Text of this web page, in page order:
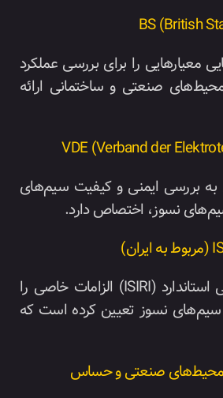
معیارهایی را برای بررسی عملکرد
صنعتی و ساختمانی ارائه
به بررسی ایمنی و کیفیت سیم‌های
نسوز، اختصاص دارد.
در ایران سازمان ملی استاندارد (ISIRI) الزامات خاصی را
سیم‌های نسوز تعیین کرده است که